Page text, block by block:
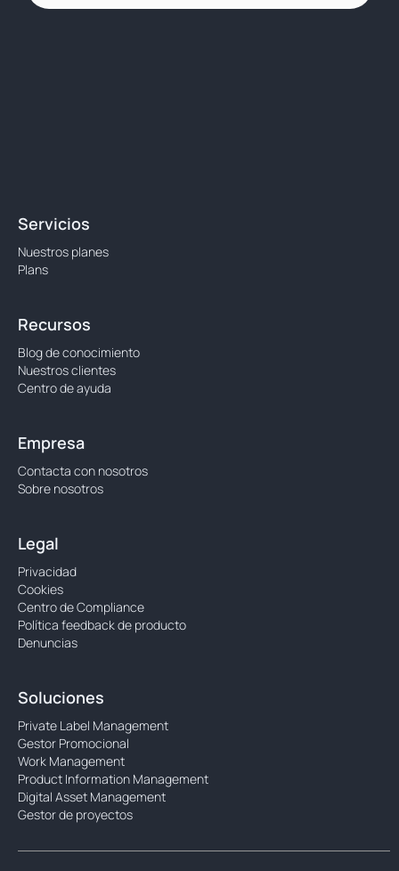
Servicios
Nuestros planes
Plans
Recursos
Blog de conocimiento
Nuestros clientes
Centro de ayuda
Empresa
Contacta con nosotros
Sobre nosotros
Legal
Privacidad
Cookies
Centro de Compliance
Política feedback de producto
Denuncias
Soluciones
Private Label Management
Gestor Promocional
Work Management
Product Information Management
Digital Asset Management
Gestor de proyectos